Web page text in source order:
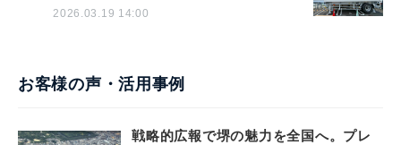
2026.03.19 14:00
お客様の声・活用事例
戦略的広報で堺の魅力を全国へ。プレ